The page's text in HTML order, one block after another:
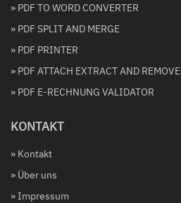
» PDF TO WORD CONVERTER
» PDF SPLIT AND MERGE
» PDF PRINTER
» PDF ATTACH EXTRACT AND REMOVE
» PDF E-RECHNUNG VALIDATOR
KONTAKT
» Kontakt
» Über uns
» Impressum